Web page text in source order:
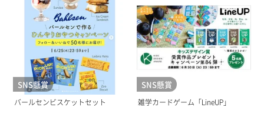
SNS懸賞
バールセンビスケットセット
SNS懸賞
雑学カードゲーム「LineUP」